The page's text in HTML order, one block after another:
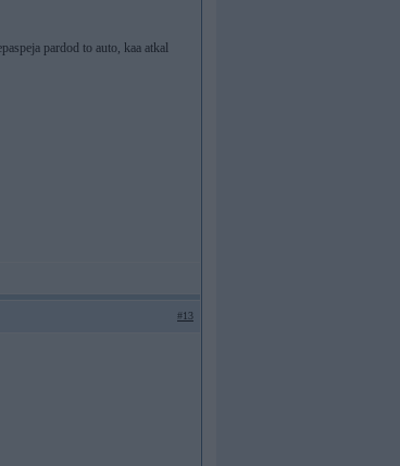
pardod to auto, kaa atkal
#13